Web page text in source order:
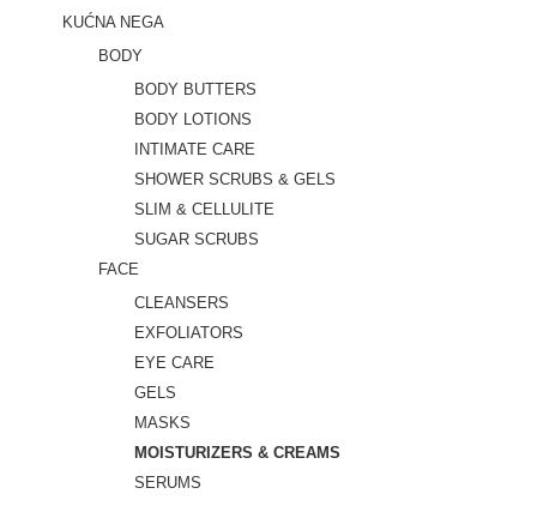
KUĆNA NEGA
BODY
BODY BUTTERS
BODY LOTIONS
INTIMATE CARE
SHOWER SCRUBS & GELS
SLIM & CELLULITE
SUGAR SCRUBS
FACE
CLEANSERS
EXFOLIATORS
EYE CARE
GELS
MASKS
MOISTURIZERS & CREAMS
SERUMS